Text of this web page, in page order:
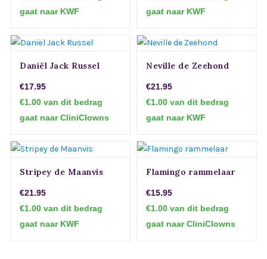
gaat naar KWF
gaat naar KWF
Daniël Jack Russel
€17.95
€1.00 van dit bedrag
gaat naar CliniClowns
Neville de Zeehond
€21.95
€1.00 van dit bedrag
gaat naar KWF
Stripey de Maanvis
€21.95
€1.00 van dit bedrag
gaat naar KWF
Flamingo rammelaar
€15.95
€1.00 van dit bedrag
gaat naar CliniClowns